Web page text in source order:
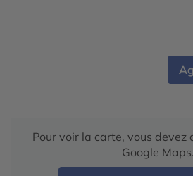
Pour voir la carte, vous devez
Google Maps.